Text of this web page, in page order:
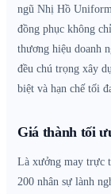
ngũ Nhị Hồ
đồng phục không
thương hiệu doanh
đều chú trọng xây
biệt và hạn chế tối
Giá thành tối
Là xưởng may trực
200 nhân sự lành